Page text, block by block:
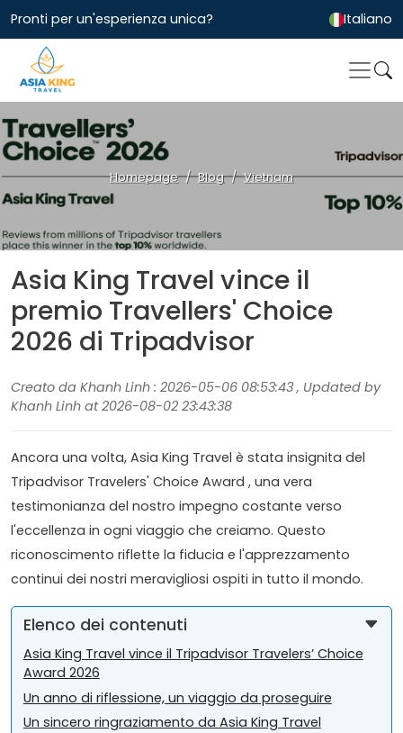
Pronti per un'esperienza unica? Italiano
Homepage Blog Vietnam
Asia King Travel vince il
premio Travellers' Choice
2026 di Tripadvisor
Creato da Khanh Linh : 2026-05-06 08:53:43 , Updated by
Khanh Linh at 2026-08-02 23:43:38
Ancora una volta, Asia King Travel è stata insignita del
Tripadvisor Travelers' Choice Award , una vera
testimonianza del nostro impegno costante verso
l'eccellenza in ogni viaggio che creiamo. Questo
riconoscimento riflette la fiducia e l'apprezzamento
continui dei nostri meravigliosi ospiti in tutto il mondo.
Elenco dei contenuti
Asia King Travel vince il Tripadvisor Travelers’ Choice
Award 2026
Un anno di riflessione, un viaggio da proseguire
Un sincero ringraziamento da Asia King Travel